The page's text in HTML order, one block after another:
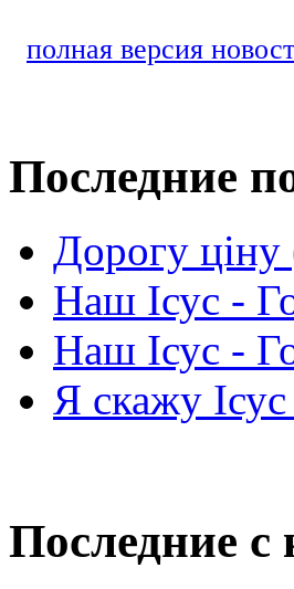
полная версия
Последние
Дорогу
Наш Ісус -
Наш Ісус -
Я скажу
Последние